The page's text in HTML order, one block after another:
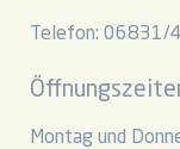
Telefon: 06831/
Montag und